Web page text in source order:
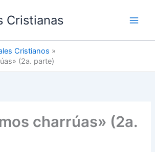
Cristianas
Cristianos
(2a. parte)
charrúas» (2a.